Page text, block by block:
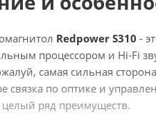
Redpower S310 -
процессором и Hi-Fi
самая сильная
связка по оптике и
целый ряд преимуществ.